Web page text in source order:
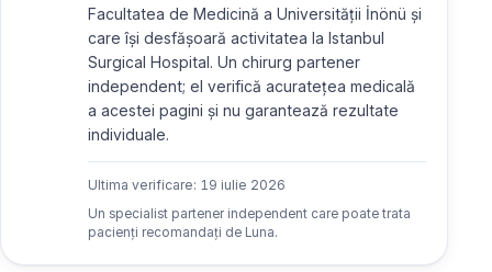
Facultatea de Medicină a Universității İnönü și
care își desfășoară activitatea la Istanbul
Surgical Hospital. Un chirurg partener
independent; el verifică acuratețea medicală
a acestei pagini și nu garantează rezultate
individuale.
Ultima verificare: 19 iulie 2026
Un specialist partener independent care poate trata
pacienți recomandați de Luna.